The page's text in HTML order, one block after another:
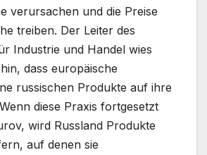
verursachen und die Preise
treiben. Der Leiter des
Industrie und Handel wies
dass europäische
russischen Produkte auf ihre
diese Praxis fortgesetzt
wird Russland Produkte
auf denen sie